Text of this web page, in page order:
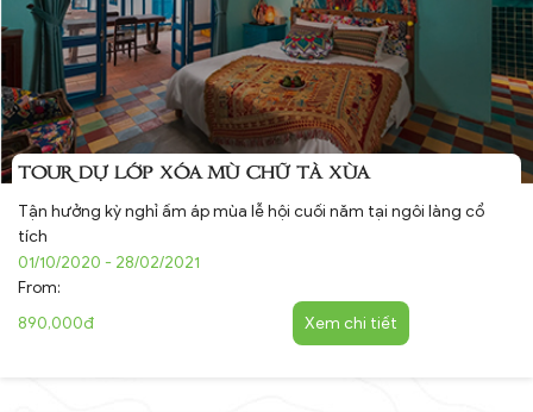
TOUR DỰ LỚP XÓA MÙ CHỮ TÀ XÙA
Tận hưởng kỳ nghỉ ấm áp mùa lễ hội cuối năm tại ngôi làng cổ
tích
01/10/2020 - 28/02/2021
From:
890,000đ
Xem chi tiết